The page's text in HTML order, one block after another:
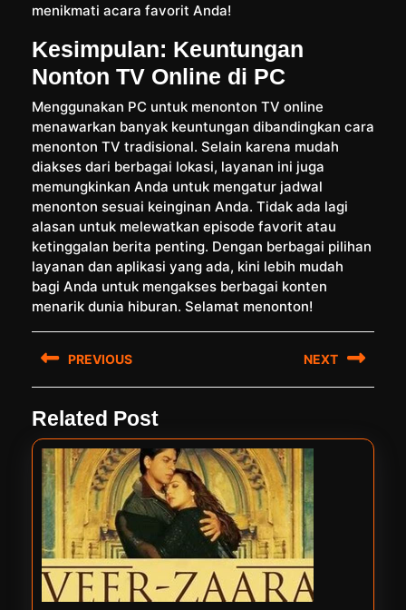
menikmati acara favorit Anda!
Kesimpulan: Keuntungan
Nonton TV Online di PC
Menggunakan PC untuk menonton TV online
menawarkan banyak keuntungan dibandingkan cara
menonton TV tradisional. Selain karena mudah
diakses dari berbagai lokasi, layanan ini juga
memungkinkan Anda untuk mengatur jadwal
menonton sesuai keinginan Anda. Tidak ada lagi
alasan untuk melewatkan episode favorit atau
ketinggalan berita penting. Dengan berbagai pilihan
layanan dan aplikasi yang ada, kini lebih mudah
bagi Anda untuk mengakses berbagai konten
menarik dunia hiburan. Selamat menonton!
navigation
PREVIOUS
post:
NEXT
Related Post